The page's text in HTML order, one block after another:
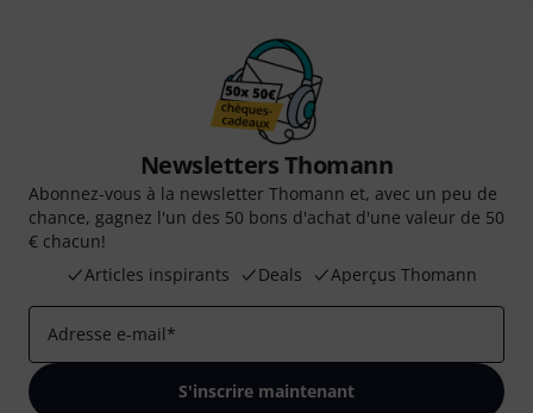
Newsletters Thomann
Abonnez-vous à la newsletter Thomann et, avec un peu de
chance, gagnez l'un des 50 bons d'achat d'une valeur de 50
€ chacun!
Articles inspirants
Deals Aperçus Thomann
Adresse e-mail*
S'inscrire maintenant